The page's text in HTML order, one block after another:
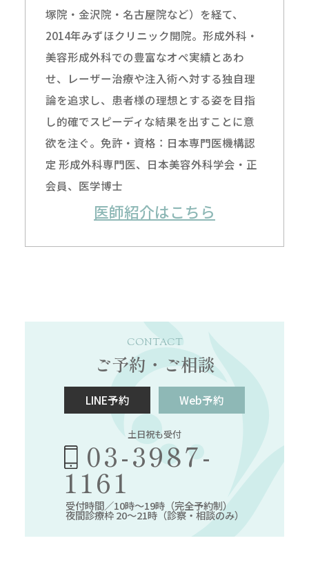
塚院・金沢院・名古屋院など）を経て、
2014年みずほクリニック開院。形成外科・
美容形成外科での豊富なオペ実績とあわ
せ、レーザー治療や注入術へ対する独自理
論を追求し、患者様の理想とする姿を目指
し的確でスピーディな結果を出すことに意
欲を注ぐ。免許・資格：日本専門医機構認
定 形成外科専門医、日本美容外科学会・正
会員、医学博士
医師紹介はこちら
CONTACT
ご予約・ご相談
LINE予約 Web予約
土日祝も受付
03-3987-
1161
受付時間／10時～19時（完全予約制）
夜間診療枠 20～21時（診察・相談のみ）